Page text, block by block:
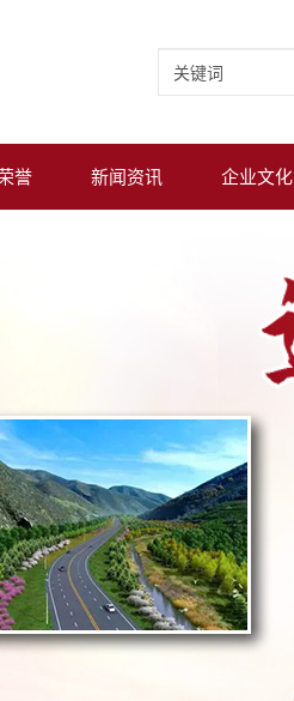
誉 新闻资讯 企业文化